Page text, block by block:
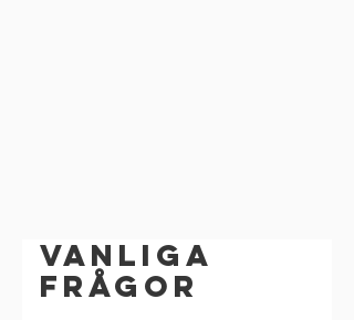
Vanliga
frågor